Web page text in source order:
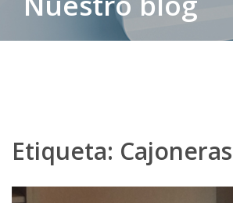
Etiqueta: